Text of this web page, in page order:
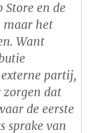
Store en de
maar het
Want
partij,
dat
de eerste
sprake van